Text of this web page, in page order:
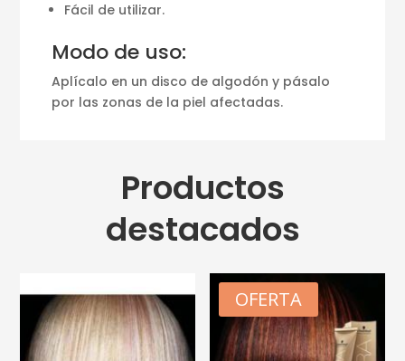
Fácil de utilizar.
Modo de uso:
Aplícalo en un disco de algodón y pásalo
por las zonas de la piel afectadas.
Productos
destacados
OFERTA